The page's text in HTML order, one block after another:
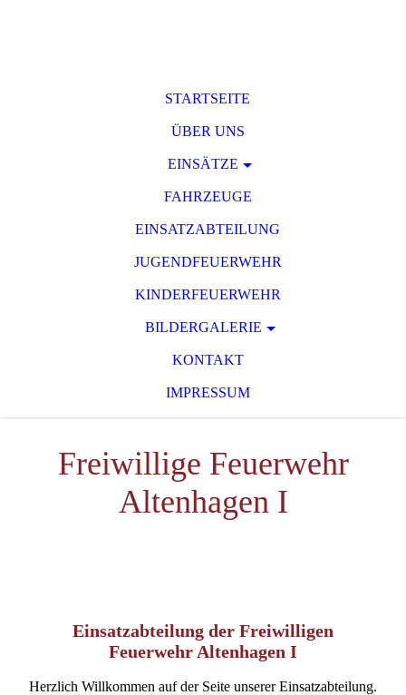
STARTSEITE
ÜBER UNS
EINSÄTZE
FAHRZEUGE
EINSATZABTEILUNG
JUGENDFEUERWEHR
KINDERFEUERWEHR
BILDERGALERIE
KONTAKT
IMPRESSUM
Freiwillige Feuerwehr
Altenhagen I
Einsatzabteilung der Freiwilligen
Feuerwehr Altenhagen I
Herzlich Willkommen auf der Seite unserer Einsatzabteilung.